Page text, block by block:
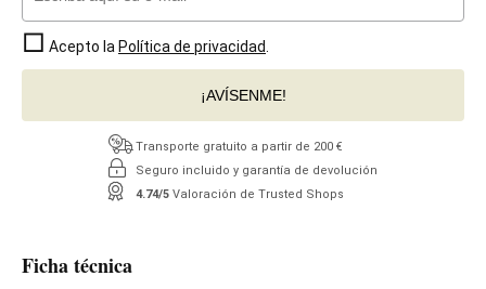
Acepto la Política de privacidad
¡AVÍSENME!
Transporte gratuito a partir de 200 €
Seguro incluido y garantía de devolución
4.74/5 Valoración de Trusted Shops
Ficha técnica